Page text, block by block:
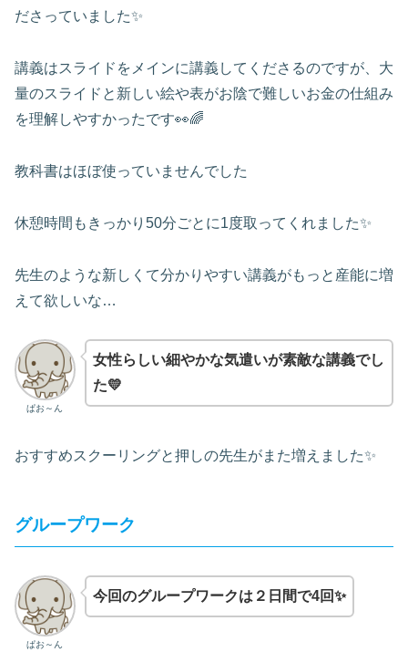
ださっていました✨
講義はスライドをメインに講義してくださるのですが、大
量のスライドと新しい絵や表がお陰で難しいお金の仕組み
を理解しやすかったです👀🌈
教科書はほぼ使っていませんでした
休憩時間もきっかり50分ごとに1度取ってくれました✨
先生のような新しくて分かりやすい講義がもっと産能に増
えて欲しいな…
ぱお～ん
女性らしい細やかな気遣いが素敵な講義でし
た💛
おすすめスクーリングと押しの先生がまた増えました✨
グループワーク
ぱお～ん
今回のグループワークは２日間で4回✨